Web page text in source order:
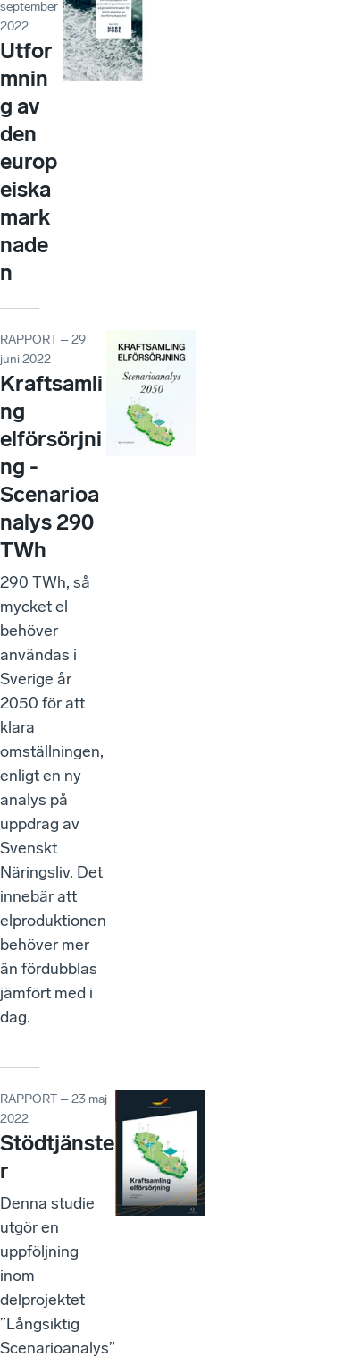
september
2022
Utfor
mnin
g av
den
europ
eiska
mark
nade
n
RAPPORT – 29
juni 2022
Kraftsamli
ng
elförsörjni
ng -
Scenarioa
nalys 290
TWh
290 TWh, så
mycket el
behöver
användas i
Sverige år
2050 för att
klara
omställningen,
enligt en ny
analys på
uppdrag av
Svenskt
Näringsliv. Det
innebär att
elproduktionen
behöver mer
än fördubblas
jämfört med i
dag.
RAPPORT – 23 maj
2022
Stödtjänste
r
Denna studie
utgör en
uppföljning
inom
delprojektet
”Långsiktig
Scenarioanalys”